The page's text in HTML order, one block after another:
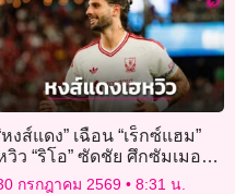
หงส์แดง” เฉือน “เร็กซ์แฮม”
วิว “ริโอ” ซัดชัย ศึกซัมเมอร์ซี
ส์ กรกฎาคม 2569 8:31 น.